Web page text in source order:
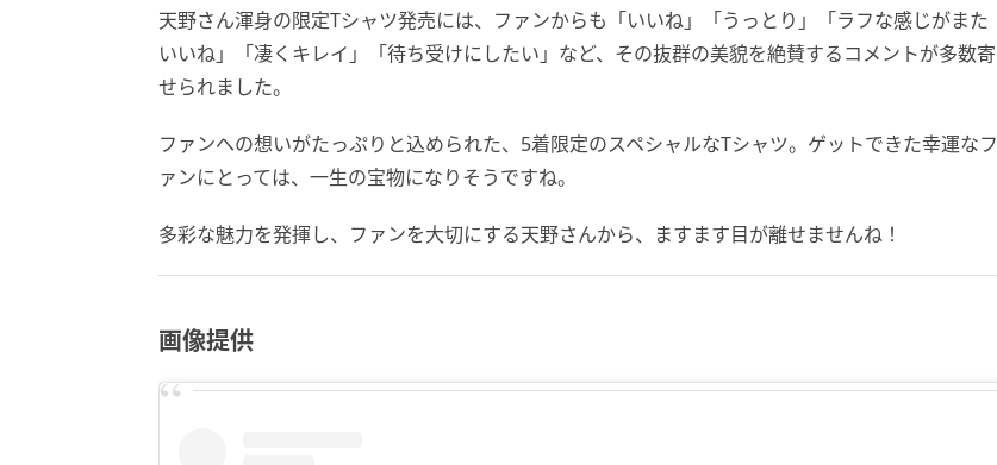
天野さん渾身の限定Tシャツ発売には、ファンからも「いいね」「うっとり」「ラフな感じがまた
いいね」「凄くキレイ」「待ち受けにしたい」など、その抜群の美貌を絶賛するコメントが多数寄
せられました。
ファンへの想いがたっぷりと込められた、5着限定のスペシャルなTシャツ。ゲットできた幸運なフ
ァンにとっては、一生の宝物になりそうですね。
多彩な魅力を発揮し、ファンを大切にする天野さんから、ますます目が離せませんね！
画像提供